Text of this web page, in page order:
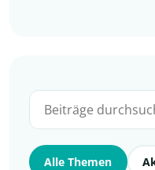
Alle Themen